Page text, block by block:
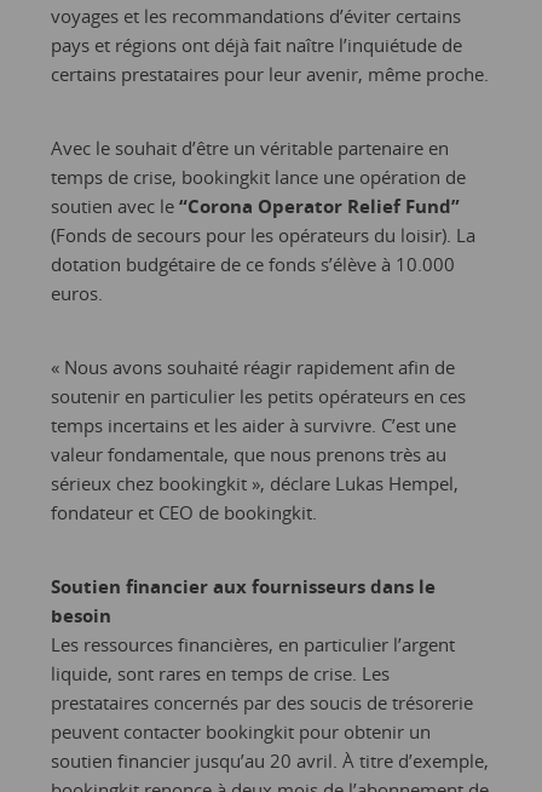
voyages et les recommandations d’éviter certains
pays et régions ont déjà fait naître l’inquiétude de
certains prestataires pour leur avenir, même proche.
Avec le souhait d’être un véritable partenaire en
temps de crise, bookingkit lance une opération de
soutien avec le “Corona Operator Relief Fund”
(Fonds de secours pour les opérateurs du loisir). La
dotation budgétaire de ce fonds s’élève à 10.000
euros.
« Nous avons souhaité réagir rapidement afin de
soutenir en particulier les petits opérateurs en ces
temps incertains et les aider à survivre. C’est une
valeur fondamentale, que nous prenons très au
sérieux chez bookingkit », déclare Lukas Hempel,
fondateur et CEO de bookingkit.
Soutien financier aux fournisseurs dans le
besoin
Les ressources financières, en particulier l’argent
liquide, sont rares en temps de crise. Les
prestataires concernés par des soucis de trésorerie
peuvent contacter bookingkit pour obtenir un
soutien financier jusqu’au 20 avril. À titre d’exemple,